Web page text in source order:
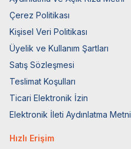
Çerez Politikası
Kişisel Veri Politikası
Üyelik ve Kullanım Şartları
Satış Sözleşmesi
Teslimat Koşulları
Ticari Elektronik İzin
Elektronik İleti Aydınlatma Metni
Hızlı Erişim